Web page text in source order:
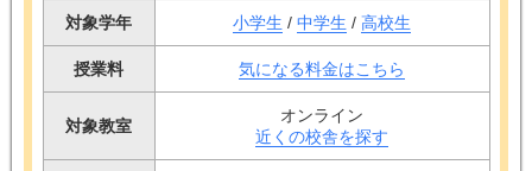
対象学年 小学生 / 中学生 / 高校生
授業料 気になる料金はこちら
対象教室
オンライン
近くの校舎を探す